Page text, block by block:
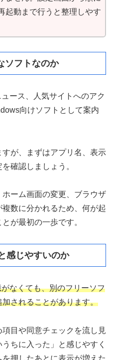
起動まで行うと整理しやす
ソフトなのか
ース、人気サイトへのアク
向けソフトとして案内
が、まずはアプリ名、表示
確認しましょう。
ーム画面の変更、ブラウザ
数に分かれるため、何が起
が最初の一歩です。
感じやすいのか
なくても、別のフリーソフ
されることがあります。
目や同意チェックを流し見
ちに入った」と感じやすく
押したあとに表示が増えた